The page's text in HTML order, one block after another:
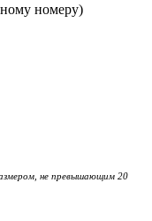
номеру)
не превышающим 20